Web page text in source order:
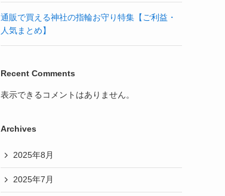
通販で買える神社の指輪お守り特集【ご利益・
人気まとめ】
Recent Comments
表示できるコメントはありません。
Archives
2025年8月
2025年7月